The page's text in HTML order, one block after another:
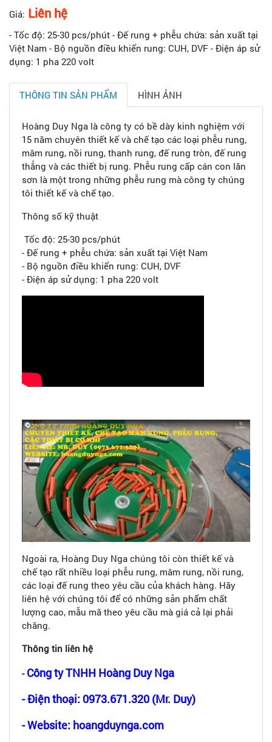
Giá: Liên hệ
- Tốc độ: 25-30 pcs/phút - Đế rung + phễu chứa: sản xuất tại
Việt Nam - Bộ nguồn điều khiển rung: CUH, DVF - Điện áp sử
dụng: 1 pha 220 volt
THÔNG TIN SẢN PHẨM HÌNH ẢNH
Hoàng Duy Nga là công ty có bề dày kinh nghiệm với
15 năm chuyên thiết kế và chế tạo các loại phễu rung,
mâm rung, nồi rung, thanh rung, đế rung tròn, đế rung
thẳng và các thiết bị rung. Phễu rung cấp cán con lăn
sơn là một trong những phễu rung mà công ty chúng
tôi thiết kế và chế tạo.
Thông số kỹ thuật
Tốc độ: 25-30 pcs/phút
- Đế rung + phễu chứa: sản xuất tại Việt Nam
- Bộ nguồn điều khiển rung: CUH, DVF
- Điện áp sử dụng: 1 pha 220 volt
Ngoài ra, Hoàng Duy Nga chúng tôi còn thiết kế và
chế tạo rất nhiều loại phễu rung, mâm rung, nồi rung,
các loại đế rung theo yêu cầu của khách hàng. Hãy
liên hệ với chúng tôi để có những sản phẩm chất
lượng cao, mẫu mã theo yêu cầu mà giá cả lại phải
chăng.
Thông tin liên hệ
-Công ty TNHH Hoàng Duy Nga
- Điện thoại: 0973.671.320 (Mr. Duy)
- Website: hoangduynga.com